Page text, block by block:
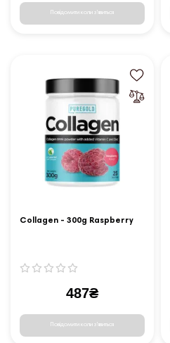
Повідомити коли з'явиться
Collagen - 300g Raspberry
487₴
Повідомити коли з'явиться